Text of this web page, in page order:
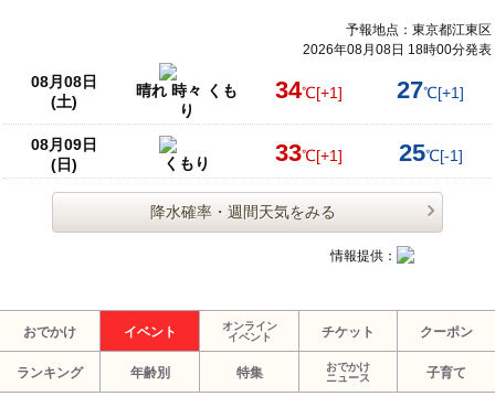
予報地点：東京都江東区
2026年08月08日 18時00分発表
08月08日
(土)
晴れ 時々 くも
り
34℃[+1] 27℃[+1]
08月09日
(日)
くもり 33℃[+1] 25℃[-1]
降水確率・週間天気をみる
情報提供：
おでかけ イベント
オンライン
イベント
チケット クーポン
ランキング 年齢別 特集
おでかけ
ニュース
子育て